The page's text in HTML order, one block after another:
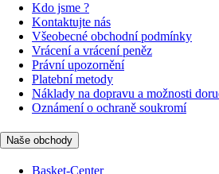
Kdo jsme ?
Kontaktujte nás
Všeobecné obchodní podmínky
Vrácení a vrácení peněz
Právní upozornění
Platební metody
Náklady na dopravu a možnosti
Oznámení o ochraně soukromí
Naše obchody
Basket-Center